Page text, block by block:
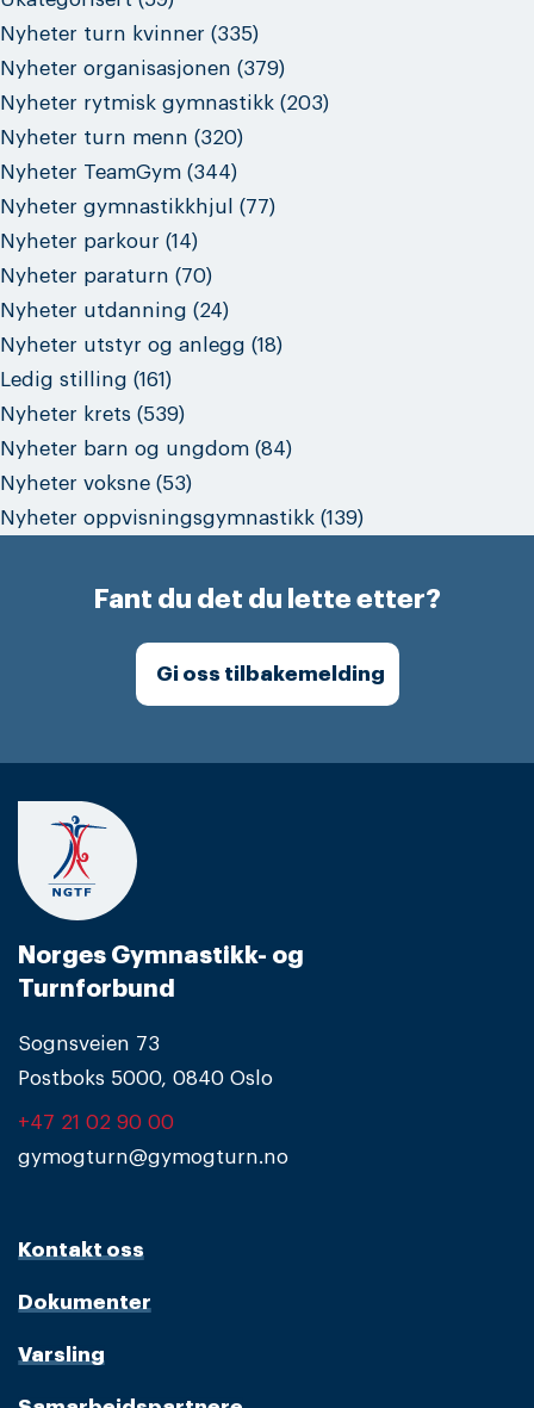
Nyheter turn kvinner (335)
Nyheter organisasjonen (379)
Nyheter rytmisk gymnastikk (203)
Nyheter turn menn (320)
Nyheter TeamGym (344)
Nyheter gymnastikkhjul
(77)
Nyheter parkour (14)
Nyheter paraturn (70)
Nyheter utdanning (24)
Nyheter utstyr og anlegg (18)
Ledig stilling (161)
Nyheter krets (539)
Nyheter barn og ungdom (84)
Nyheter voksne (53)
Nyheter oppvisningsgymnastikk (139)
Fant du det du lette etter?
Gi oss tilbakemelding
Norges Gymnastikk- og
Turnforbund
Sognsveien 73
Postboks 5000, 0840 Oslo
+47 21 02 90 00
gymogturn@gymogturn.no
Kontakt oss
Dokumenter
Varsling